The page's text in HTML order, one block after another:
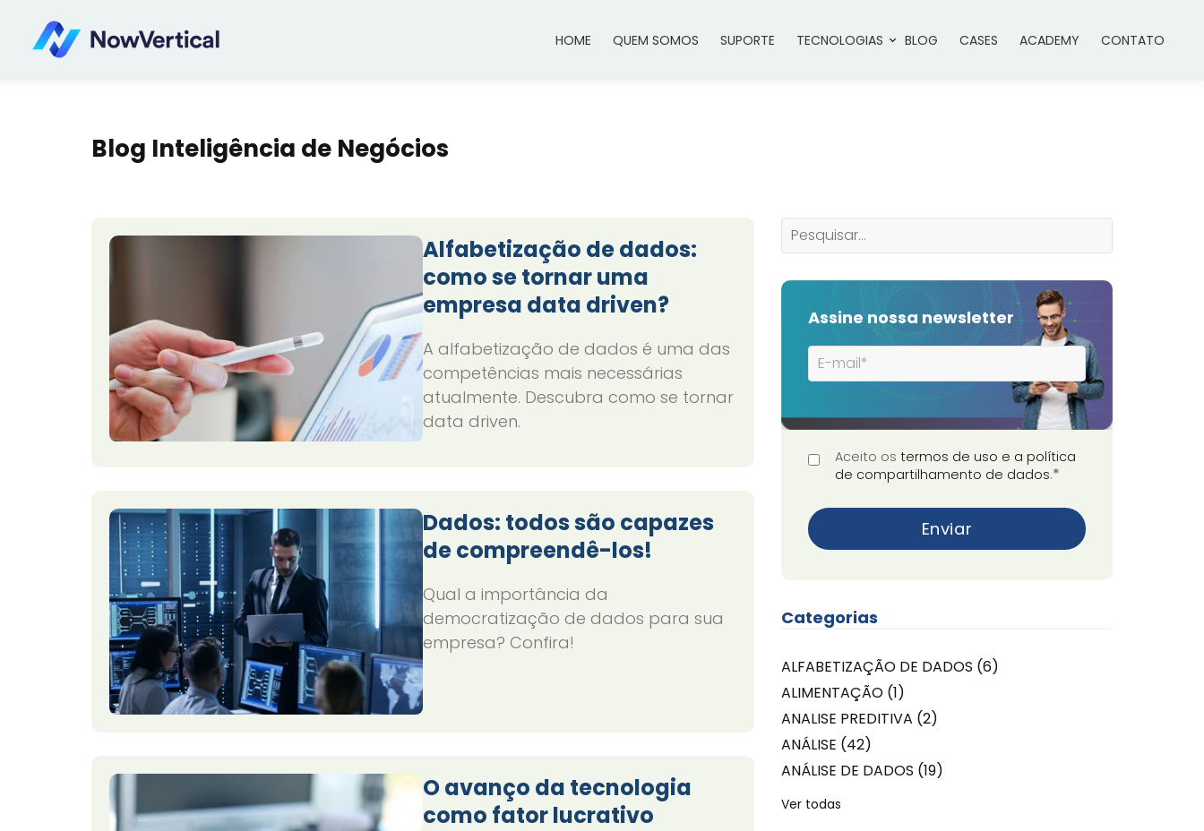
HOME QUEM SOMOS SUPORTE TECNOLOGIAS BLOG CASES ACADEMY CONTATO
Blog Inteligência de Negócios
Alfabetização de dados:
como se tornar uma
empresa data driven?
A alfabetização de dados é uma das
competências mais necessárias
atualmente. Descubra como se tornar
data driven.
Dados: todos são capazes
de compreendê-los!
Qual a importância da
democratização de dados para sua
empresa? Confira!
O avanço da tecnologia
como fator lucrativo
Assine nossa newsletter
Aceito os termos de uso e a política
de compartilhamento de dados.*
Categorias
ALFABETIZAÇÃO DE DADOS (6)
ALIMENTAÇÃO (1)
ANALISE PREDITIVA (2)
ANÁLISE (42)
ANÁLISE DE DADOS (19)
Ver todas